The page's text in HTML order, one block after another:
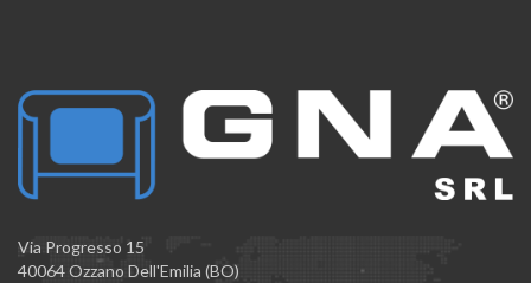
Via Progresso 15
40064 Ozzano Dell'Emilia (BO)